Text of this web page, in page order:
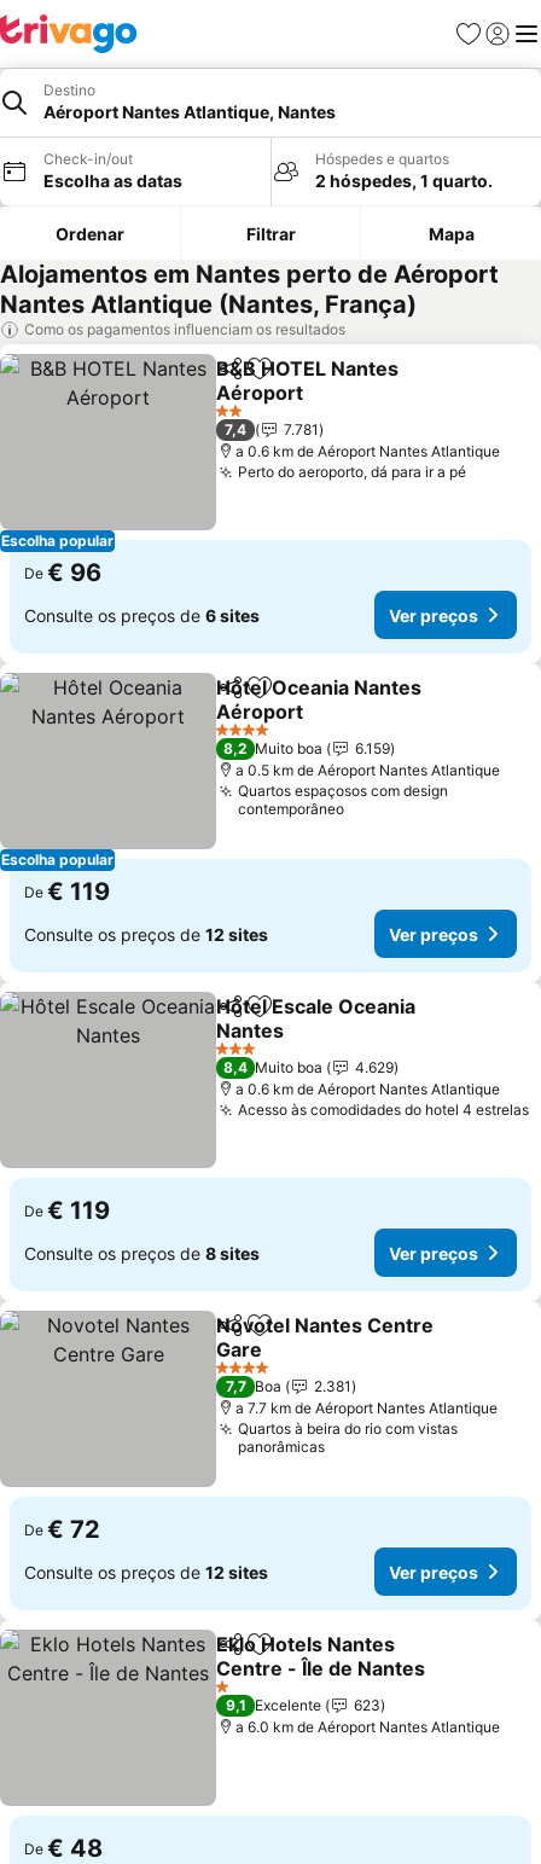
Favoritos
Iniciar
Destino
Aéroport Nantes Atlantique, Nantes
Check-in/out
Escolha as datas
Hóspedes e quartos
2 hóspedes, 1 quarto.
Ordenar Filtrar Mapa
Alojamentos em Nantes perto de Aéroport
Nantes Atlantique (Nantes, França)
Como os pagamentos influenciam os resultados
Escolha popular
PartilharAdicionar aos favoritos
B&B HOTEL Nantes
Aéroport
2 Estrelas
7,4
7.781
a 0.6 km de Aéroport Nantes Atlantique
Perto do aeroporto, dá para ir a pé
De € 96
Consulte os preços de 6 sites Ver preços
Escolha popular
PartilharAdicionar aos favoritos
Hôtel Oceania Nantes
Aéroport
4 Estrelas
8,2 Muito boa
6.159
a 0.5 km de Aéroport Nantes Atlantique
Quartos espaçosos com design
contemporâneo
De € 119
Consulte os preços de 12 sites Ver preços
PartilharAdicionar aos favoritos
Hôtel Escale Oceania
Nantes
3 Estrelas
8,4 Muito boa
4.629
a 0.6 km de Aéroport Nantes Atlantique
Acesso às comodidades do hotel 4 estrelas
De € 119
Consulte os preços de 8 sites Ver preços
PartilharAdicionar aos favoritos
Novotel Nantes Centre
Gare
4 Estrelas
7,7 Boa
2.381
a 7.7 km de Aéroport Nantes Atlantique
Quartos à beira do rio com vistas
panorâmicas
De € 72
Consulte os preços de 12 sites Ver preços
PartilharAdicionar aos favoritos
Eklo Hotels Nantes
Centre - Île de Nantes
1 Estrelas
9,1 Excelente
623
a 6.0 km de Aéroport Nantes Atlantique
De € 48